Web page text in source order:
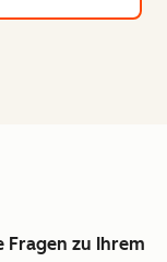
Fragen zu Ihrem